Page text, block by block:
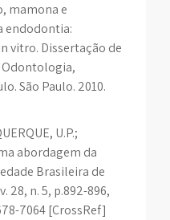
mamona e
endodontia:
vitro. Dissertação de
Odontologia,
São Paulo. 2010.
U.P.;
abordagem da
Brasileira de
28, n. 5, p.892-896,
7064 [CrossRef]